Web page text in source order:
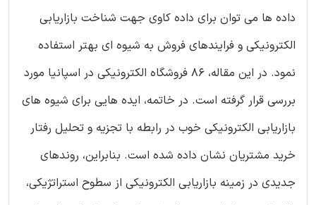
داده ها می توان برای داده کاوی جهت شناخت بازاریابی
الکترونیکی و فرایندهای فروش به شیوه ای بهتر استفاده
نمود. در این مقاله، 86 فروشگاه الکترونیکی در اسپانیا مورد
بررسی قرار گرفته است. در خاتمه، ایده هایی برای شیوه های
بازاریابی الکترونیکی خوب در رابطه با تجزیه و تحلیل رفتار
خرید مشتریان نشان داده شده است. بنابراین، روندهای
جدیدی در زمینه بازاریابی الکترونیکی از سطوح استراتژیکی،